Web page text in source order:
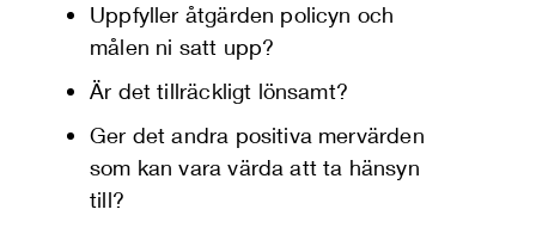
Uppfyller åtgärden policyn och
målen ni satt upp?
Är det tillräckligt lönsamt?
Ger det andra positiva mervärden
som kan vara värda att ta hänsyn
till?